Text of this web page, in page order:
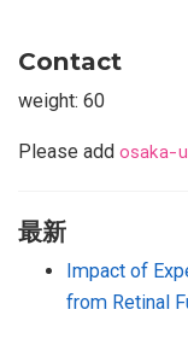
Contact
weight: 60
Please add
最新
Impact of
from Retinal